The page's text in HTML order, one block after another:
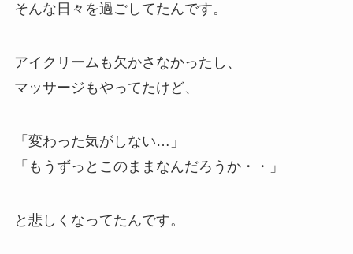
そんな日々を過ごしてたんです。
アイクリームも欠かさなかったし、
マッサージもやってたけど、
「変わった気がしない…」
「もうずっとこのままなんだろうか・・」
と悲しくなってたんです。